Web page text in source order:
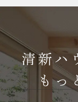
2025年2月
2025年1月